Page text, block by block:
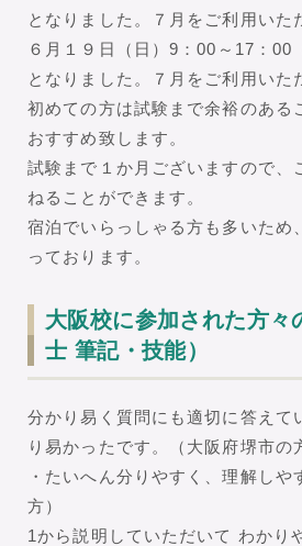
となりました。７月をご利用いた
６月１９日（日）9：00～17：00
となりました。７月をご利用いた
初めての方は試験まで余裕のある
おすすめ致します。
試験まで１か月ございますので、
ねることができます。
宿泊でいらっしゃる方も多いため
っております。
大阪校に参加された方々
士 筆記・技能）
分かり易く質問にも適切に答えて
り易かったです。（大阪府堺市の
・たいへん分りやすく、理解しや
方）
1から説明していただいて わかり